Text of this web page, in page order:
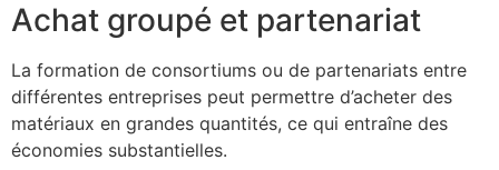
Achat groupé et partenariat
La formation de consortiums ou de partenariats entre
différentes entreprises peut permettre d’acheter des
matériaux en grandes quantités, ce qui entraîne des
économies substantielles.